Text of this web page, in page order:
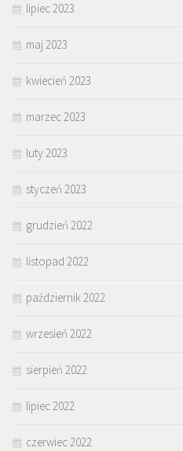
lipiec 2023
maj 2023
kwiecień 2023
marzec 2023
luty 2023
styczeń 2023
grudzień 2022
listopad 2022
październik 2022
wrzesień 2022
sierpień 2022
lipiec 2022
czerwiec 2022